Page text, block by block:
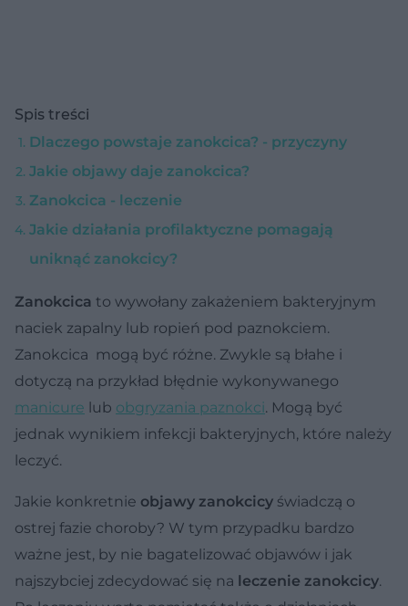
Spis treści
Dlaczego powstaje zanokcica? - przyczyny
Jakie objawy daje zanokcica?
Zanokcica - leczenie
Jakie działania profilaktyczne pomagają
uniknąć zanokcicy?
Zanokcica to wywołany zakażeniem bakteryjnym
naciek zapalny lub ropień pod paznokciem.
Zanokcica mogą być różne. Zwykle są błahe i
dotyczą na przykład błędnie wykonywanego
manicure lub obgryzania paznokci. Mogą być
jednak wynikiem infekcji bakteryjnych, które należy
leczyć.
Jakie konkretnie objawy zanokcicy świadczą o
ostrej fazie choroby? W tym przypadku bardzo
ważne jest, by nie bagatelizować objawów i jak
najszybciej zdecydować się na leczenie zanokcicy.